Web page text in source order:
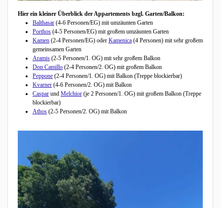
Hier ein kleiner Überblick der Appartements bzgl. Garten/Balkon:
Balthasar (4-6 Personen/EG) mit umzäunten Garten
Porthos (4-5 Personen/EG) mit großem umzäunten Garten
Kamen (2-4 Personen/EG) oder Kamenica (4 Personen) mit sehr großem
gemeinsamen Garten
Aramis (2-5 Personen/1. OG) mit sehr großem Balkon
Don Camillo (2-4 Personen/2. OG) mit großem Balkon
Peppone (2-4 Personen/1. OG) mit Balkon (Treppe blockierbar)
Kvarner (4-6 Personen/2. OG) mit Balkon
Caspar und Melchior (je 2 Personen/1. OG) mit großem Balkon (Treppe
blockierbar)
Athos (2-5 Personen/2. OG) mit Balkon